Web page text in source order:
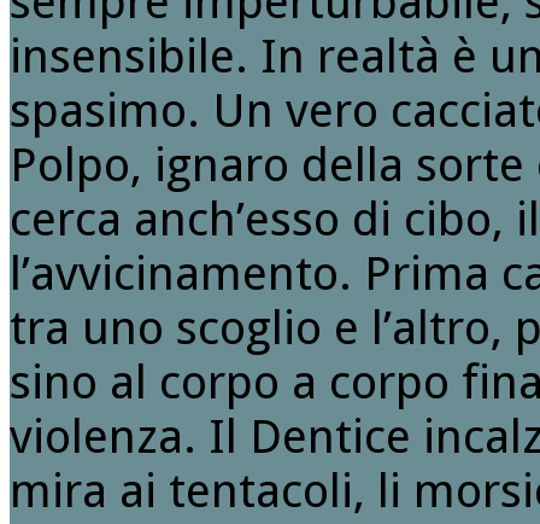
insensibile. In realtà è
spasimo. Un vero
Polpo, ignaro della
cerca anch’esso di cibo,
l’avvicinamento. Prima
tra uno scoglio e l’altro,
sino al corpo a corpo
violenza. Il Dentice
mira ai tentacoli, li